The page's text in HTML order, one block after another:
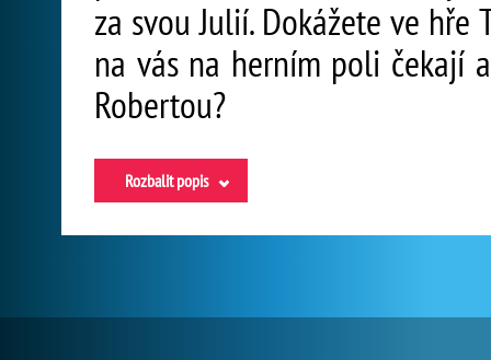
za svou Julií. Dokážete ve hře
na vás na herním poli čekají
Robertou?
Rozbalit popis